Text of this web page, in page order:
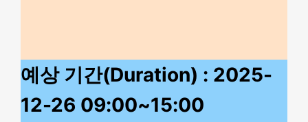
예상 기간(Duration) : 2025-
12-26 09:00~15:00